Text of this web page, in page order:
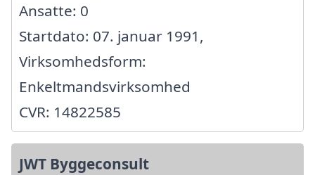
Ansatte: 0
Startdato: 07. januar 1991,
Virksomhedsform:
Enkeltmandsvirksomhed
CVR: 14822585
JWT Byggeconsult